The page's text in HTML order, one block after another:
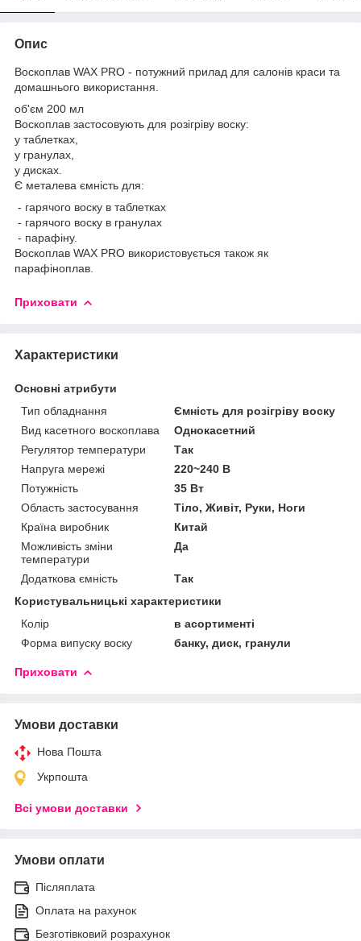
Опис
Воскоплав WAX PRO - потужний прилад для салонів краси та
домашнього використання.
об'єм 200 мл
Воскоплав застосовують для розігріву воску:
у таблетках,
у гранулах,
у дисках.
Є металева ємність для:
- гарячого воску в таблетках
- гарячого воску в гранулах
- парафіну.
Воскоплав WAX PRO використовується також як
парафіноплав.
Приховати
Характеристики
Основні атрибути
Тип обладнання
Ємність для розігріву воску
Вид касетного воскоплава
Однокасетний
Регулятор температури
Так
Напруга мережі
220~240 В
Потужність
35 Вт
Область застосування
Тіло, Живіт, Руки, Ноги
Країна виробник
Китай
Можливість зміни
температури
Да
Додаткова ємність
Так
Користувальницькі характеристики
Колір
в асортименті
Форма випуску воску
банку, диск, гранули
Приховати
Умови доставки
Нова Пошта
Укрпошта
Всі умови доставки
Умови оплати
Післяплата
Оплата на рахунок
Безготівковий розрахунок